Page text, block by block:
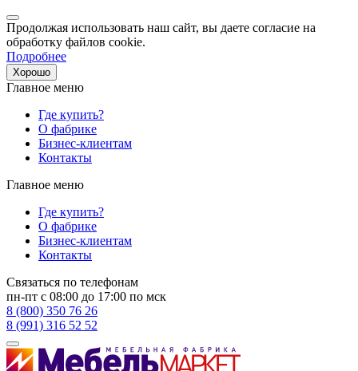
Продолжая использовать наш сайт, вы даете согласие на
обработку файлов cookie.
Подробнее
Хорошо
Главное меню
Где купить?
О фабрике
Бизнес-клиентам
Контакты
Главное меню
Где купить?
О фабрике
Бизнес-клиентам
Контакты
Связаться по телефонам
пн-пт с 08:00 до 17:00 по мск
8 (800) 350 76 26
8 (991) 316 52 52